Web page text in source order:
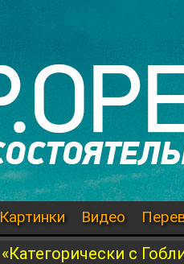
Картинки Видео
«Категорически с